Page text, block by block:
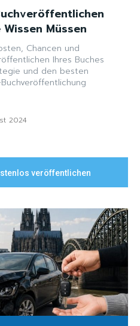
Müssen
Chancen und
Ihres Buches
und den besten
2024
veröffentlichen